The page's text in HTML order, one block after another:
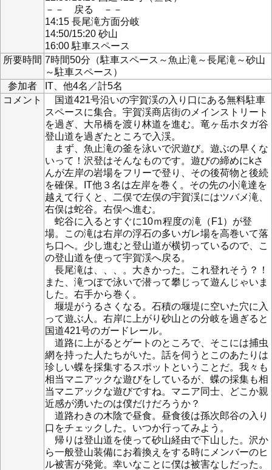
－－ 戻る －－
14:15 長尾滝方面分岐
14:50/15:20 砂山
16:00 駐車スペース
所要時間 7時間50分（駐車スペース～魚止滝～長尾滝～砂山
～駐車スペース）
参加者
IT、他4名／計5名
コメント
国道421号沿いの宇賀渓の入り口にある無料駐車
スペースに集合。宇賀渓商店街のメインストリート
を過ぎ、大吊橋を渡り林道を進む。竜ヶ岳ホタガ谷
登山道を過ぎたところで入渓。
まず、魚止滝の釜を泳いで沢遊び。遊ぶの早くな
いって！沢登はそんなものです。遊びの締めにkさ
んが左岸の岩場をフリーで登り、その後荷物と後続
を確保。IT他３名は左岸を巻く。その先の小滝達を
越えて行くと、二俣で左俣の宇賀渓にはツバメ滝、
右俣は蛇谷。右俣へ進む。
蛇谷に入るとすぐに10ｍ程度の滝（F1）が登
場。この滝は右岸の浮石の多いガレ場を高巻いて落
ち口へ。少し進むと登山道が横切っているので、こ
の登山道を使って宇賀渓へ戻る。
長尾滝は、、、。大きかった。これ登れそう？！
また、滝つぼで泳いで潜って攀じって遊んじゃいま
した。右手から巻く。
堰堤がうるさくなる。石積の堰堤に空いた穴に入
って遊ぶ人。右岸に上がり砂山との分岐を過ぎると
国道421号のガードレール。
道路に上がるとゲートのところで、そこには捕虫
網を持った人たちがいた。話を伺うとこのあたりは
珍しい蝶を採集するスポットということだ。我々も
相当マニアックな遊びをしているが、蝶の採集も相
当マニアックな遊びですね。マニア同士、どこか親
近感が湧いたのは僕だけだろうか？
道路わきの木陰で昼食。昼食後は孫次郎谷の入り
口をチェックした。いつか行ってみよう。
帰りは登山道を使って砂山経由で下山した。沢か
ら一般登山装備にお着換えをする時にメンバーのヒ
ル被害が発覚。幸いなことに僕は被害なしだった。